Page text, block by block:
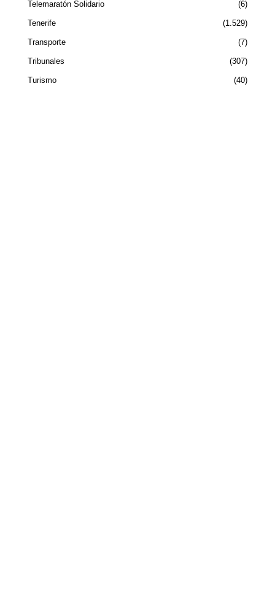
Telemaratón Solidario 6
Tenerife 1.529
Transporte 7
Tribunales 307
Turismo 40